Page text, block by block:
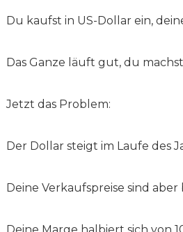
Du kaufst in US-Dollar ein,
Das Ganze läuft gut, du
Jetzt das Problem:
Der Dollar steigt im Laufe des
Deine Verkaufspreise sind aber